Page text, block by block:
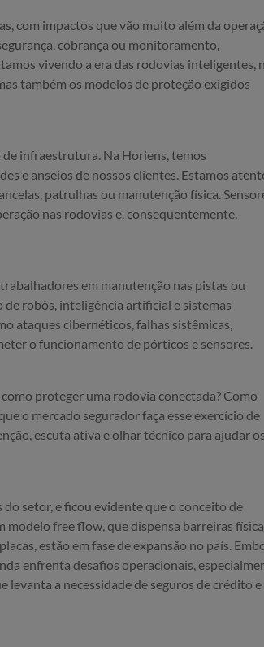
com impactos que vão muito além da
cobrança ou monitoramento,
vivendo a era das rodovias inteligentes,
também os modelos de proteção exigidos
infraestrutura. Na Horiens, temos
e anseios de nossos clientes. Estamos
patrulhas ou manutenção física.
nas rodovias e, consequentemente,
em manutenção nas pistas ou
de robôs, inteligência artificial e sistemas
ataques cibernéticos, falhas sistêmicas,
o funcionamento de pórticos e sensores.
proteger uma rodovia conectada? Como
o mercado segurador faça esse exercício de
escuta ativa e olhar técnico para ajudar os
setor, e ficou evidente que o conceito de
modelo free flow, que dispensa barreiras
estão em fase de expansão no país.
enfrenta desafios operacionais,
levanta a necessidade de seguros de crédito e